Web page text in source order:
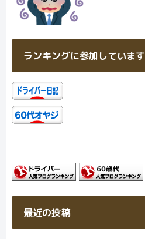
ランキングに参加しています
最近の投稿